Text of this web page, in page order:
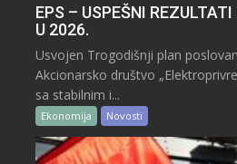
EPS – USPEŠNI
U 2026.
Usvojen Trogodišnji plan
Akcionarsko društvo
sa stabilnim i...
Ekonomija Novosti